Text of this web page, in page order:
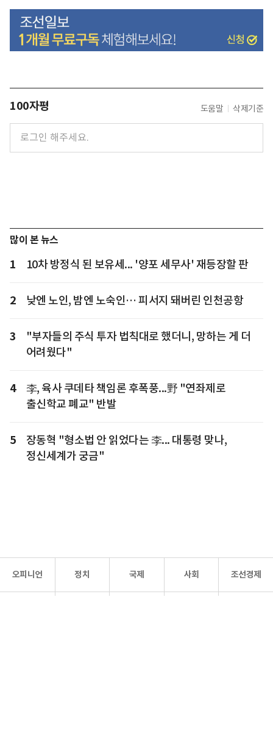
100자평 도움말 삭제기준
많이 본 뉴스
1 10차 방정식 된 보유세... '양포 세무사' 재등장할 판
2 낮엔 노인, 밤엔 노숙인… 피서지 돼버린 인천공항
3
"부자들의 주식 투자 법칙대로 했더니, 망하는 게 더
어려웠다"
4
李, 육사 쿠데타 책임론 후폭풍...野 "연좌제로
출신학교 폐교" 반발
5
장동혁 "형소법 안 읽었다는 李... 대통령 맞나,
정신세계가 궁금"
오피니언 정치 국제 사회 조선경제